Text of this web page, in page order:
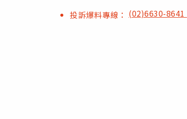
投訴爆料專線： (02)6630-8641